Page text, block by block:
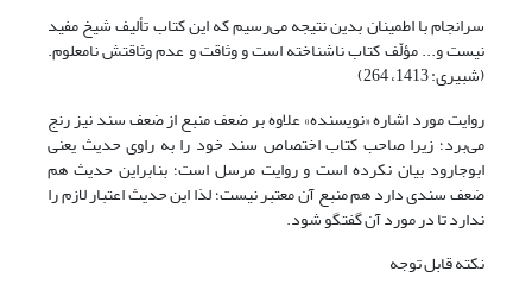
سرانجام با اطمینان بدین نتیجه می‌رسیم که این کتاب تألیف شیخ‌ مفید
نیست و... مؤلّف کتاب ناشناخته است و وثاقت و عدم وثاقتش‌ نامعلوم.
(شبیری: 1413، 264)
روایت مورد اشاره «نویسنده» علاوه بر ضعف منبع از ضعف سند نیز رنج
می‌برد؛ زیرا صاحب کتاب اختصاص سند خود را به راوی حدیث یعنی
ابوجارود بیان نکرده است و روایت مرسل است؛ بنابراین حدیث هم
ضعف سندی دارد هم منبع آن معتبر نیست؛ لذا این حدیث اعتبار لازم را
ندارد تا در مورد آن گفتگو شود.
نکته قابل توجه